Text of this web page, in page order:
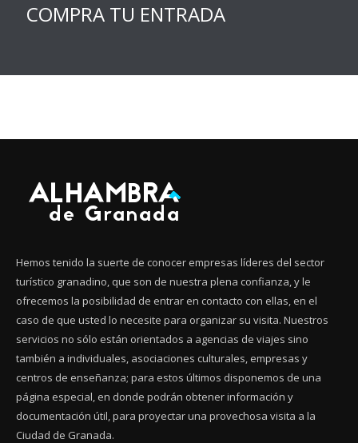
COMPRA TU ENTRADA
Hemos tenido la suerte de conocer empresas líderes del sector
turístico granadino, que son de nuestra plena confianza, y le
ofrecemos la posibilidad de entrar en contacto con ellas, en el
caso de que usted lo necesite para organizar su visita. Nuestros
servicios no sólo están orientados a agencias de viajes sino
también a individuales, asociaciones culturales, empresas y
centros de enseñanza; para estos últimos disponemos de una
página especial, en donde podrán obtener información y
documentación útil, para proyectar una provechosa visita a la
Ciudad de Granada.